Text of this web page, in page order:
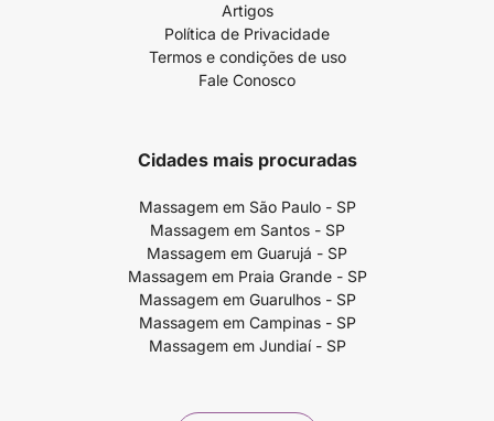
Artigos
Política de Privacidade
Termos e condições de uso
Fale Conosco
Cidades mais procuradas
Massagem em São Paulo - SP
Massagem em Santos - SP
Massagem em Guarujá - SP
Massagem em Praia Grande - SP
Massagem em Guarulhos - SP
Massagem em Campinas - SP
Massagem em Jundiaí - SP